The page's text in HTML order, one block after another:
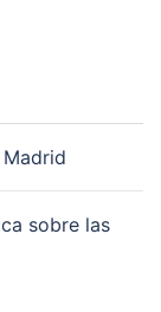
sobre las